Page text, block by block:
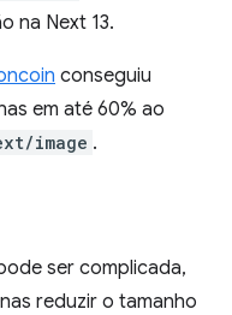
na Next 13.
conseguiu
em até 60% ao
image .
ser complicada,
reduzir o tamanho